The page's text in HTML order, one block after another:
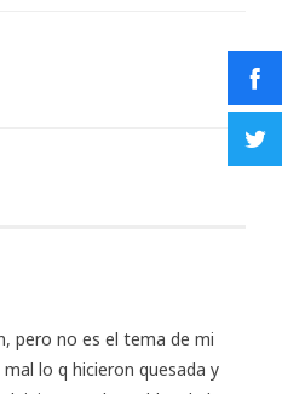
pero no es el tema de mi
lo q hicieron quesada y